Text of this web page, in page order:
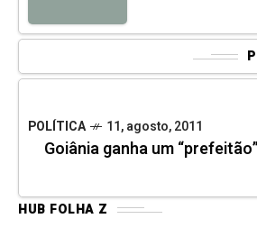
POLÍTICA 11, agosto, 2011
Goiânia ganha um “prefeitão”
HUB FOLHA Z